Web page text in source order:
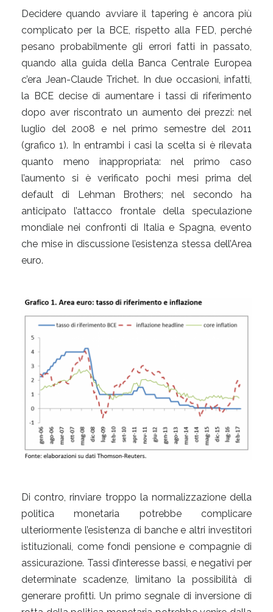
Decidere quando avviare il tapering è ancora più
complicato per la BCE, rispetto alla FED, perché
pesano probabilmente gli errori fatti in passato,
quando alla guida della Banca Centrale Europea
c’era Jean-Claude Trichet. In due occasioni, infatti,
la BCE decise di aumentare i tassi di riferimento
dopo aver riscontrato un aumento dei prezzi: nel
luglio del 2008 e nel primo semestre del 2011
(grafico 1). In entrambi i casi la scelta si è rilevata
quanto meno inappropriata: nel primo caso
l’aumento si è verificato pochi mesi prima del
default di Lehman Brothers; nel secondo ha
anticipato l’attacco frontale della speculazione
mondiale nei confronti di Italia e Spagna, evento
che mise in discussione l’esistenza stessa dell’Area
euro.
Di contro, rinviare troppo la normalizzazione della
politica monetaria potrebbe complicare
ulteriormente l’esistenza di banche e altri investitori
istituzionali, come fondi pensione e compagnie di
assicurazione. Tassi d’interesse bassi, e negativi per
determinate scadenze, limitano la possibilità di
generare profitti. Un primo segnale di inversione di